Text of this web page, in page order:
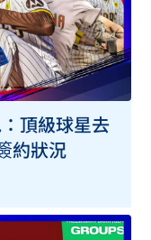
頂級球星去
約狀況